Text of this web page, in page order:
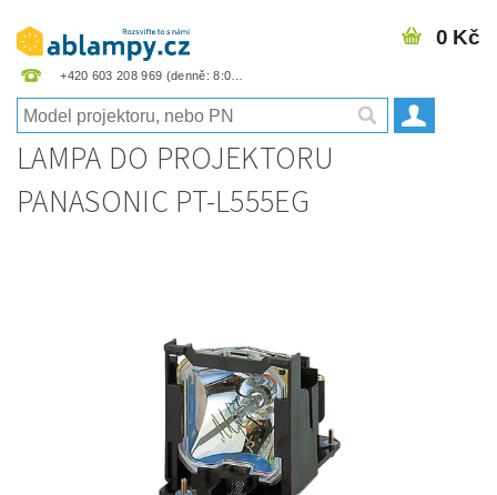
+420 603 208 969
0 Kč
LAMPA DO PROJEKTORU
PANASONIC PT-L555EG